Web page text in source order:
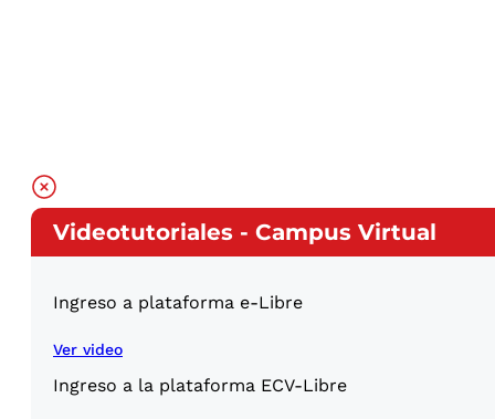
Videotutoriales - Campus Virtual
Ingreso a plataforma e-Libre
Ver video
Ingreso a la plataforma ECV-Libre